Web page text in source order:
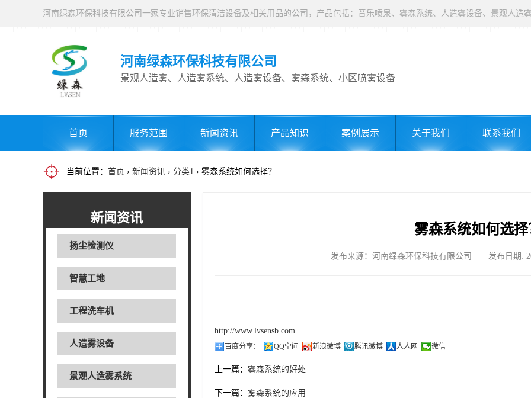
河南绿森环保科技有限公司
景观人造雾、人造雾系统、人造雾设备、雾森系统、小区喷雾设备
首页 服务范围 新闻资讯 产品知识 案例展示 关于我们 联系我们
当前位置： 首页 › 新闻资讯 › 分类1 › 雾森系统如何选择？
新闻资讯
扬尘检测仪
智慧工地
工程洗车机
人造雾设备
景观人造雾系统
雾森系统如何选择
发布来源：河南绿森环保科技有限公司 发布日期:
http://www.lvsensb.com
百度分享： QQ空间 新浪微博 腾讯微博 人人网 微信
上一篇： 雾森系统的好处
下一篇： 雾森系统的应用